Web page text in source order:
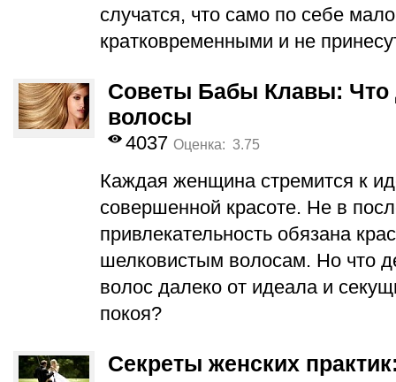
случатся, что само по себе
кратковременными и не
Советы Бабы Клавы: Что
волосы
4037 Оценка: 3.75
Каждая женщина стремится к
совершенной красоте. Не в
привлекательность обязана
шелковистым волосам. Но что
волос далеко от идеала и
покоя?
Секреты женских